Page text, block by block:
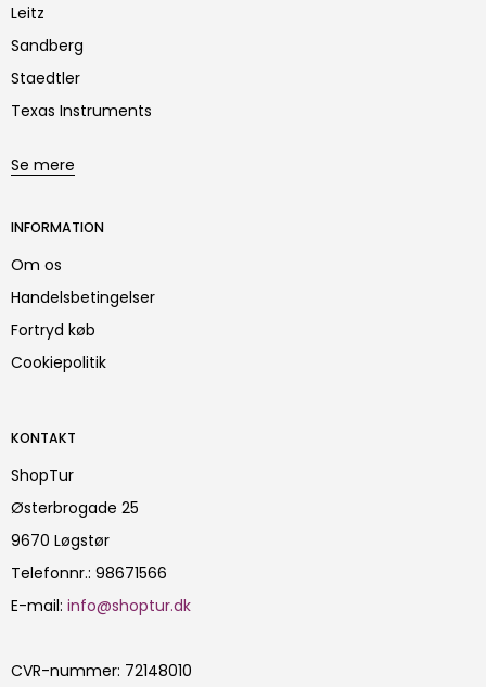
Leitz
Sandberg
Staedtler
Texas Instruments
Se mere
INFORMATION
Om os
Handelsbetingelser
Fortryd køb
Cookiepolitik
KONTAKT
ShopTur
Østerbrogade 25
9670 Løgstør
Telefonnr.: 98671566
E-mail: info@shoptur.dk
CVR-nummer: 72148010